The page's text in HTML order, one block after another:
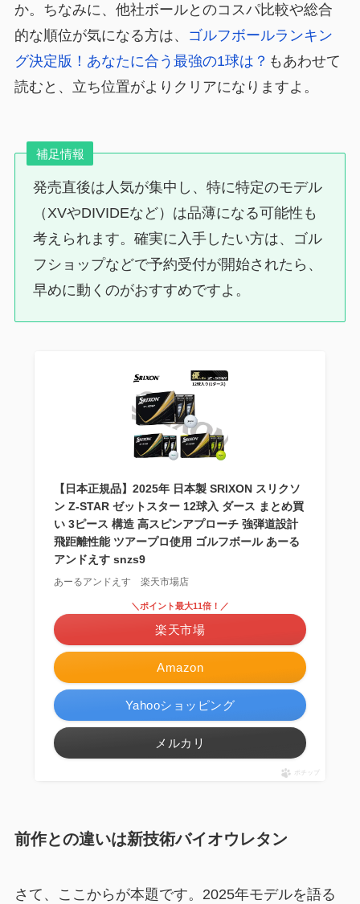
か。ちなみに、他社ボールとのコスパ比較や総合
的な順位が気になる方は、
ゴルフボールランキン
グ決定版！あなたに合う最強の1球は？ もあわせて
読むと、立ち位置がよりクリアになりますよ。
補足情報
発売直後は人気が集中し、特に特定のモデル
（XVやDIVIDEなど）は品薄になる可能性も
考えられます。確実に入手したい方は、ゴル
フショップなどで予約受付が開始されたら、
早めに動くのがおすすめですよ。
【日本正規品】2025年 日本製 SRIXON スリクソ
ン Z-STAR ゼットスター 12球入 ダース まとめ買
い 3ピース 構造 高スピンアプローチ 強弾道設計
飛距離性能 ツアープロ使用 ゴルフボール あーる
アンドえす snzs9
あーるアンドえす 楽天市場店
Amazon
＼ポイント最大11倍！／
楽天市場
Yahooショッピング
メルカリ
ポチップ
前作との違いは新技術バイオウレタン
さて、ここからが本題です。2025年モデルを語る